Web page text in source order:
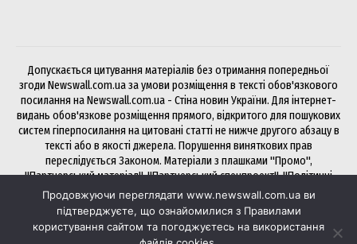
Допускається цитування матеріалів без отримання попередньої
згоди Newswall.com.ua за умови розміщення в тексті обов'язкового
посилання на Newswall.com.ua - Стіна новин України. Для інтернет-
видань обов'язкове розміщення прямого, відкритого для пошукових
систем гіперпосилання на цитовані статті не нижче другого абзацу в
тексті або в якості джерела. Порушення виняткових прав
переслідується Законом. Матеріали з плашками "Промо",
"Партнерський матеріал", "Партнерський спецпроект", "Політичні
новини", "Прес-реліз", "PR", "Офіційно" публікуються на правах
реклами.
Продовжуючи переглядати www.newswall.com.ua ви
підтверджуєте, що ознайомилися з Правилами
користування сайтом та погоджуєтесь на використання